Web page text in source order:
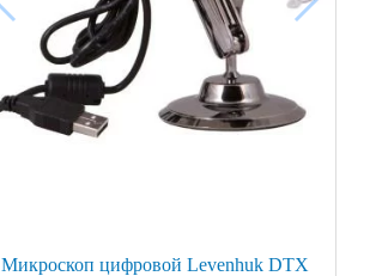
Микроскоп цифровой Levenhuk DTX